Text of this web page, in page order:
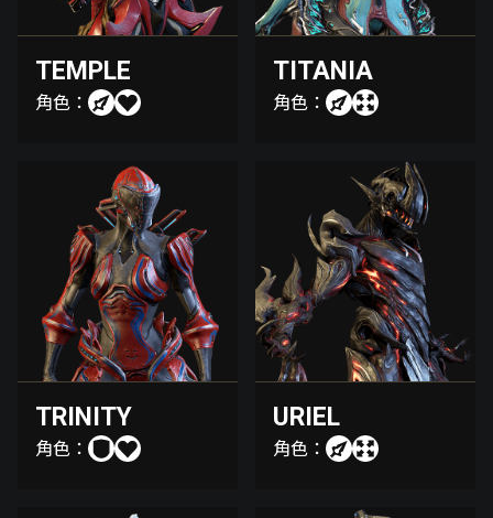
TEMPLE
角色：
TITANIA
角色：
TRINITY
角色：
URIEL
角色：